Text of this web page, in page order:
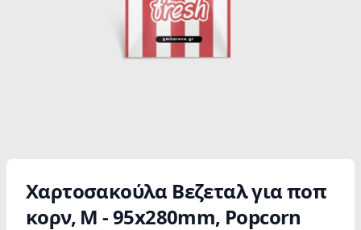
Χαρτοσακούλα Βεζεταλ για ποπ
κορν, M - 95x280mm, Popcorn